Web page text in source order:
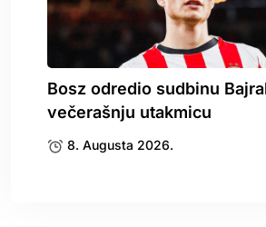
Bosz odredio sudbinu
večerašnju utakmicu
8. Augusta 2026.